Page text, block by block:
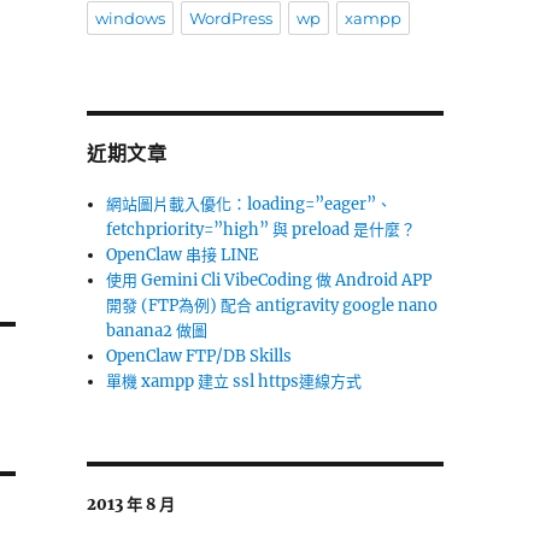
windows WordPress wp xampp
近期文章
網站圖片載入優化：loading=”eager”、
fetchpriority=”high” 與 preload 是什麼？
OpenClaw 串接 LINE
使用 Gemini Cli VibeCoding 做 Android APP
開發 (FTP為例) 配合 antigravity google nano
banana2 做圖
OpenClaw FTP/DB Skills
單機 xampp 建立 ssl https連線方式
2013 年 8 月